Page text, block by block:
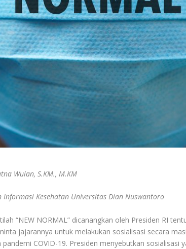
Wulan, S.KM., M.KM
Informasi Kesehatan Universitas Dian Nuswantoro
“NEW NORMAL” dicanangkan oleh Presiden RI
jajarannya untuk melakukan sosialisasi secara
COVID-19. Presiden menyebutkan sosialisasi